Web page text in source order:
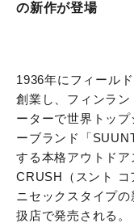
の新作が登場
1936年にフィール
創業し、フィンラン
ーターで世界トッ
ーブランド「
する本格アウトド
CRUSH（スント コ
ニセックスタイプ
扱店で発売される。